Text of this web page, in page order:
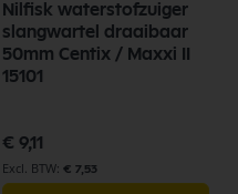
Nilfisk waterstofzuiger
slangwartel draaibaar
50mm Centix / Maxxi II
15101
€ 9,11
€ 7,53